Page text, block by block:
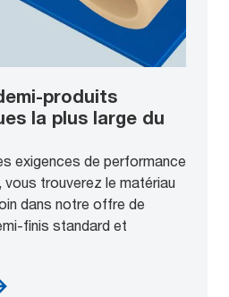
produits
la plus large du
exigences de performance
trouverez le matériau
dans notre offre de
finis standard et